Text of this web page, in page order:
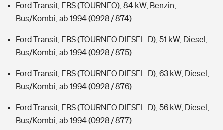
Ford Transit, EBS (TOURNEO), 84 kW, Benzin,
Bus/Kombi, ab 1994(0928 / 874)
Ford Transit, EBS (TOURNEO DIESEL-D), 51 kW, Diesel,
Bus/Kombi, ab 1994(0928 / 875)
Ford Transit, EBS (TOURNEO DIESEL-D), 63 kW, Diesel,
Bus/Kombi, ab 1994(0928 / 876)
Ford Transit, EBS (TOURNEO DIESEL-D), 56 kW, Diesel,
Bus/Kombi, ab 1994(0928 / 877)